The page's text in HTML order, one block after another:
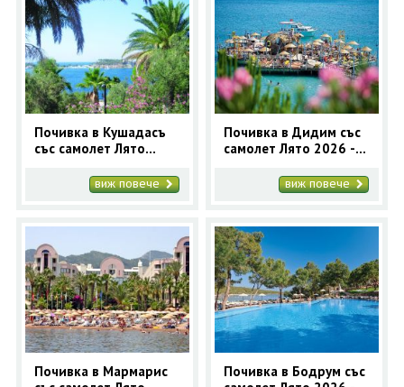
Почивка в Кушадасъ
със самолет Лято
виж повече
Почивка в Дидим със
самолет Лято 2026 - 7
виж повече
Почивка в Мармарис
Почивка в Бодрум със